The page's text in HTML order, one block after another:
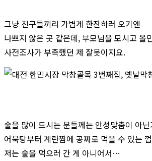
그냥 친구들끼리 가볍게 한잔하러 오기엔
나쁘지 않은 곳 같은데, 부모님을 모시고 올
사전조사가 부족했던 제 잘못이지요.
술을 많이 드시는 분들께는 안성맞춤이 아
어묵탕부터 계란찜에 공짜로 먹을 수 있는
저는 술을 먹으러 간 게 아니어서…